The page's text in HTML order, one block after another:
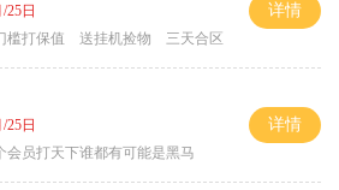
25日
槛打保值 送挂机捡物 三天合区
详情
25日
会员打天下谁都有可能是黑马
详情